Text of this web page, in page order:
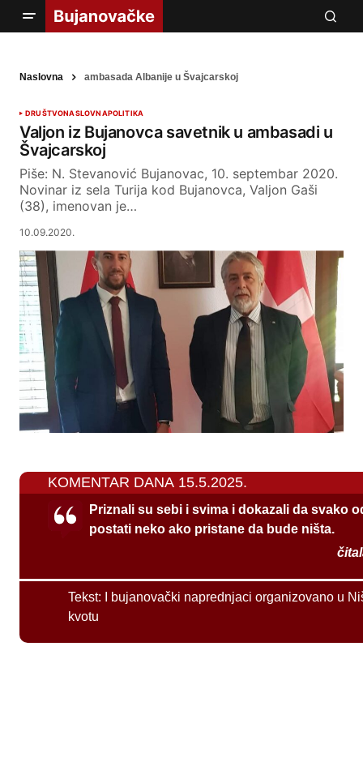
Naslovna ambasada Albanije u Švajcarskoj
DRUŠTVONASLOVNAPOLITIKA
Valjon iz Bujanovca savetnik u ambasadi u
Švajcarskoj
Piše: N. Stevanović Bujanovac, 10. septembar 2020.
Novinar iz sela Turija kod Bujanovca, Valjon Gaši
(38), imenovan je…
10.09.2020.
KOMENTAR DANA 15.5.2025.
Priznali su sebi i svima i dokazali da svako
postati neko ako pristane da bude ništa.
Tekst:
I bujanovački naprednjaci organizovano u
kvotu